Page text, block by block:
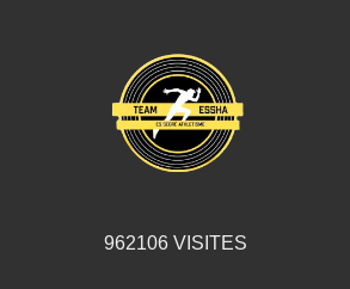
962106 VISITES